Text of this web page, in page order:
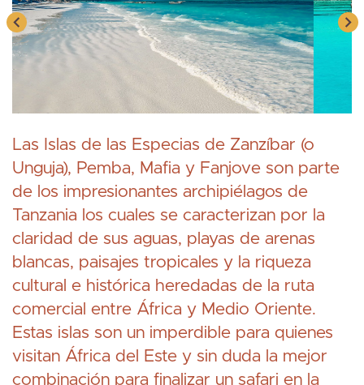
Las Islas de las Especias de Zanzíbar (o
Unguja), Pemba, Mafia y Fanjove son parte
de los impresionantes archipiélagos de
Tanzania los cuales se caracterizan por la
claridad de sus aguas, playas de arenas
blancas, paisajes tropicales y la riqueza
cultural e histórica heredadas de la ruta
comercial entre África y Medio Oriente.
Estas islas son un imperdible para quienes
visitan África del Este y sin duda la mejor
combinación para finalizar un safari en la